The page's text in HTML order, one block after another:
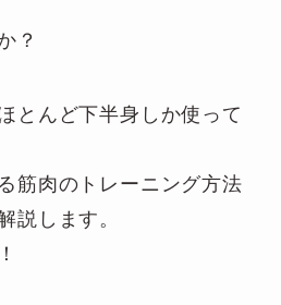
？
とんど下半身しか使って
筋肉のトレーニング方法
説します。